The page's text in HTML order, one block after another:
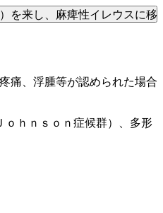
を来し、麻痺性イレウスに移
痛、浮腫等が認められた場合
ｈｎｓｏｎ症候群）、多形